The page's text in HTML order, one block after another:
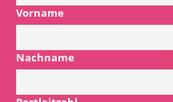
Vorname
Nachname